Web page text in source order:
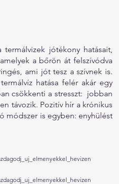
jótékony hatásait,
a bőrön át felszívódva
ami jót tesz a szívnek is.
hatása felér akár egy
csökkenti a stresszt:  jobban
távozik. Pozitív hír a krónikus
módszer is egyben: enyhülést